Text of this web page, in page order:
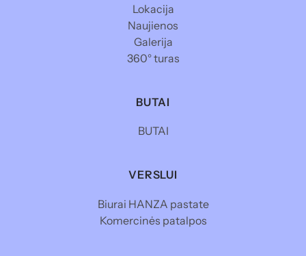
Lokacija
Naujienos
Galerija
360° turas
BUTAI
BUTAI
VERSLUI
Biurai HANZA pastate
Komercinės patalpos